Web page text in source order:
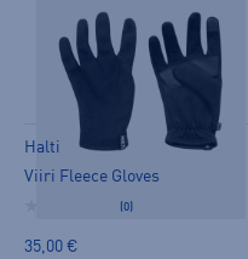
Halti
Viiri Fleece Gloves
(0)
35,00 €